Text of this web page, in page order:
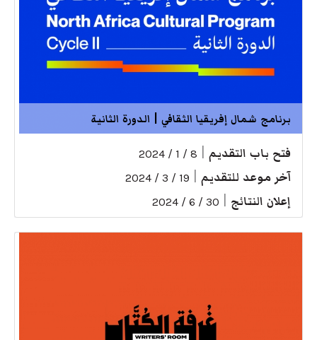
برنامج شمال إفريقيا الثقافي | الدورة الثانية
فتح باب التقديم 8 / 1 / 2024
آخر موعد للتقديم 19 / 3 / 2024
إعلان النتائج 30 / 6 / 2024